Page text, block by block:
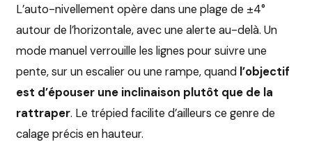
L’auto-nivellement opère dans une plage de ±4°
autour de l’horizontale, avec une alerte au-delà. Un
mode manuel verrouille les lignes pour suivre une
pente, sur un escalier ou une rampe, quand l’objectif
est d’épouser une inclinaison plutôt que de la
rattraper. Le trépied facilite d’ailleurs ce genre de
calage précis en hauteur.